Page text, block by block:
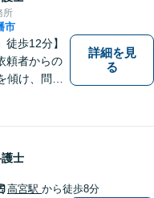
所
市
徒歩12分】
頼者からの
傾け、問題
一度私にご
詳細を見
る
士
高宮駅 から徒歩8分